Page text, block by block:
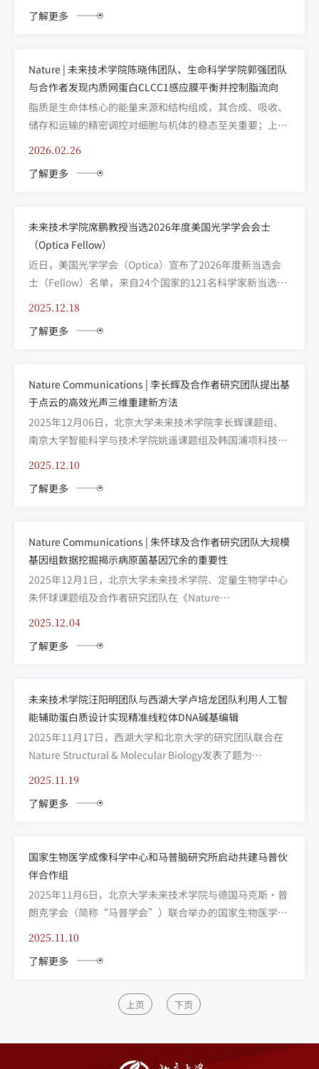
会二级巡视员李志磊，海淀区副区长林航，中关村科学城管
了解更多
2026.02.26
Nature | 未来技术学院陈晓伟团队、生命科学学院郭强团队
与合作者发现内质网蛋白CLCC1感应膜平衡并控制脂流向
脂质是生命体核心的能量来源和结构组成，其合成、吸收、
储存和运输的精密调控对细胞与机体的稳态至关重要；上述
点。在内质网双层膜中，磷脂合成呈现跨膜不对称性：其初
了解更多
2025.12.18
未来技术学院席鹏教授当选2026年度美国光学学会会士
（Optica Fellow）
近日，美国光学学会（Optica）宣布了2026年度新当选会
士（Fellow）名单，来自24个国家的121名科学家新当选为
授，美国光学学会会士，国家杰出青年科学基金获得者，科
了解更多
2025.12.10
Nature Communications | 李长辉及合作者研究团队提出基
于点云的高效光声三维重建新方法
2025年12月06日，北京大学未来技术学院李长辉课题组、
南京大学智能科学与技术学院姚遥课题组及韩国浦项科技大
based iterative algorithm for lar...
了解更多
2025.12.04
Nature Communications | 朱怀球及合作者研究团队大规模
基因组数据挖掘揭示病原菌基因冗余的重要性
2025年12月1日，北京大学未来技术学院、定量生物学中心
朱怀球课题组及合作者研究团队在《Nature
evolutionary insights for pa...
了解更多
2025.11.19
未来技术学院汪阳明团队与西湖大学卢培龙团队利用人工智
能辅助蛋白质设计实现精准线粒体DNA碱基编辑
2025年11月17日，西湖大学和北京大学的研究团队联合在
Nature Structural & Molecular Biology发表了题为
DN...
了解更多
2025.11.10
国家生物医学成像科学中心和马普脑研究所启动共建马普伙
伴合作组
2025年11月6日，北京大学未来技术学院与德国马克斯·普
朗克学会（简称“马普学会”）联合举办的国家生物医学成
楼123会议室举行。 马普学会马普脑研究所（Max Planck
了解更多
上页 下页